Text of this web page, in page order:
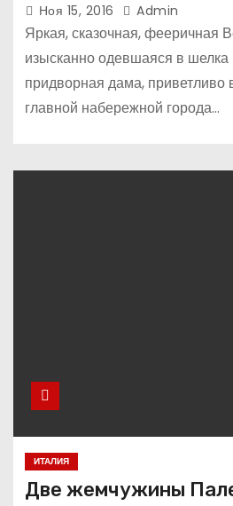
Ноя 15, 2016 Admin
Яркая, сказочная, фееричная
изысканно одевшаяся в шелка
придворная дама, приветливо
главной набережной города…
ИТАЛИЯ
Две жемчужины